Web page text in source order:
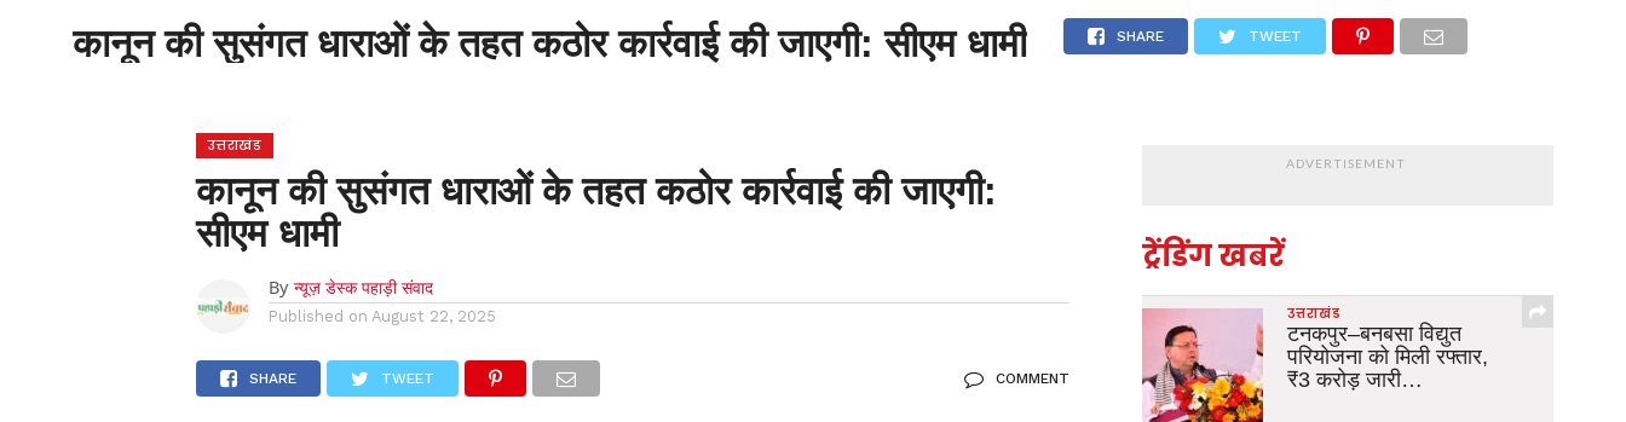
होम देश दुनिया उत्तराखंड धर्म-संस्कृति राजनीति संपर्क करें
उत्तरकाशी
उधम सिंह नगर
टिहरी
कानून की सुसंगत धाराओं के तहत कठोर कार्रवाई की जाएगी: सीएम धामी SHARE TWEET
उत्तराखंड
कानून की सुसंगत धाराओं के तहत कठोर कार्रवाई की जाएगी:
सीएम धामी
By न्यूज़ डेस्क पहाड़ी संवाद
Published on August 22, 2025
SHARE TWEET COMMENT
ADVERTISEMENT
ट्रेंडिंग खबरें
उत्तराखंड
टनकपुर–बनबसा विद्युत
परियोजना को मिली रफ्तार,
₹3 करोड़ जारी…